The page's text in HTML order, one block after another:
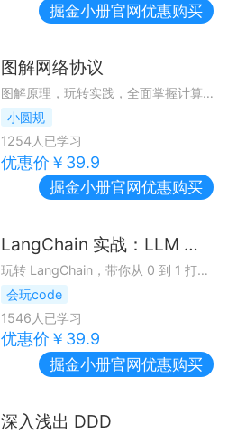
掘金小册官网优惠购买
图解网络协议
图解原理，玩转实践，全面掌握计算机网络
小圆规
1254人已学习
优惠价￥ 39.9
掘金小册官网优惠购买
LangChain 实战：LLM 应用开发指南
玩转 LangChain，带你从 0 到 1 打造自己的 LLM 应用
会玩code
1546 人已学习
优惠价￥ 39.9
掘金小册官网优惠购买
深入浅出 DDD